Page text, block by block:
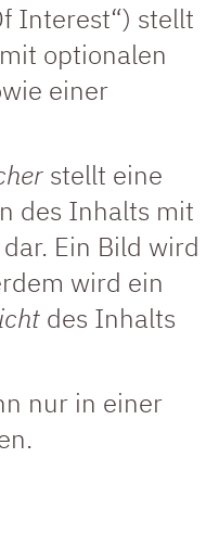
Interest“) stellt
optionalen
einer
stellt eine
des Inhalts mit
Ein Bild wird
wird ein
des Inhalts
nur in einer